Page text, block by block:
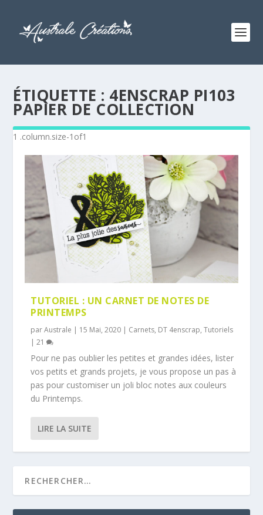
ÉTIQUETTE : 4ENSCRAP PI103
PAPIER DE COLLECTION
TUTORIEL : UN CARNET DE NOTES DE
PRINTEMPS
parAustrale | 15 Mai, 2020 | Carnets, DT 4enscrap,Tutoriels
|21
Pour ne pas oublier les petites et grandes idées, lister
vos petits et grands projets, je vous propose un pas à
pas pour customiser un joli bloc notes aux couleurs
du Printemps.
LIRE LA SUITE